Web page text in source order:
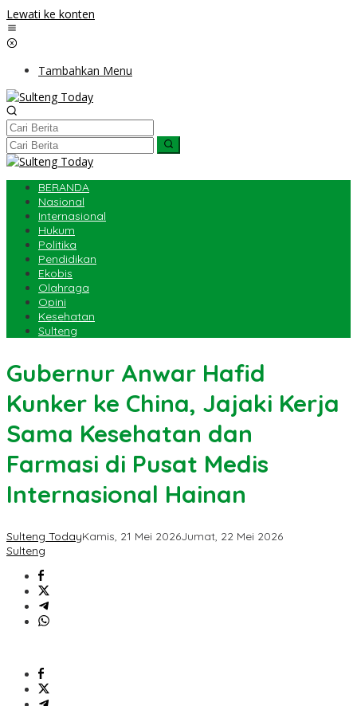
Lewati ke konten
Tambahkan Menu
BERANDA
Nasional
Internasional
Hukum
Politika
Pendidikan
Ekobis
Olahraga
Opini
Kesehatan
Sulteng
Gubernur Anwar Hafid
Kunker ke China, Jajaki Kerja
Sama Kesehatan dan
Farmasi di Pusat Medis
Internasional Hainan
Sulteng TodayKamis, 21 Mei 2026Jumat, 22 Mei 2026
Sulteng